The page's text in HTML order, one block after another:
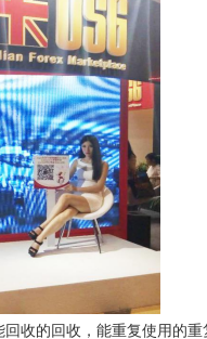
收的回收，能重复使用的重